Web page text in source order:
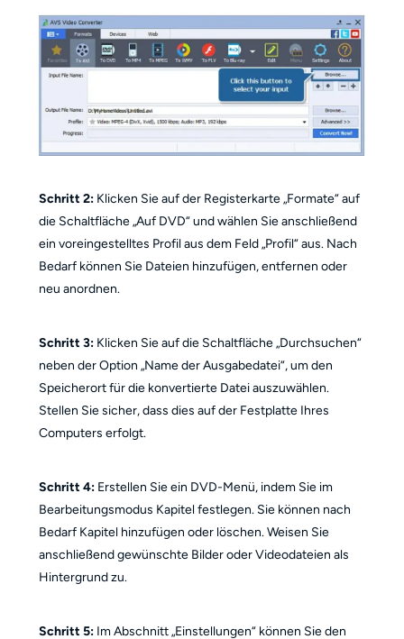
Schritt 2:Klicken Sie auf der Registerkarte „Formate“ auf
die Schaltfläche „Auf DVD“ und wählen Sie anschließend
ein voreingestelltes Profil aus dem Feld „Profil“ aus. Nach
Bedarf können Sie Dateien hinzufügen, entfernen oder
neu anordnen.
Schritt 3:Klicken Sie auf die Schaltfläche „Durchsuchen“
neben der Option „Name der Ausgabedatei“, um den
Speicherort für die konvertierte Datei auszuwählen.
Stellen Sie sicher, dass dies auf der Festplatte Ihres
Computers erfolgt.
Schritt 4:Erstellen Sie ein DVD-Menü, indem Sie im
Bearbeitungsmodus Kapitel festlegen. Sie können nach
Bedarf Kapitel hinzufügen oder löschen. Weisen Sie
anschließend gewünschte Bilder oder Videodateien als
Hintergrund zu.
Schritt 5:Im Abschnitt „Einstellungen“ können Sie den